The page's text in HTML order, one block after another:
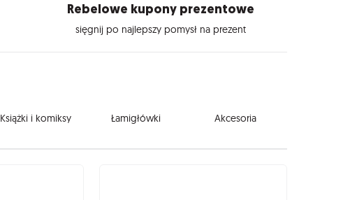
Rebelowe kupony prezentowe
sięgnij po najlepszy pomysł na prezent
Książki i komiksy Łamigłówki Akcesoria